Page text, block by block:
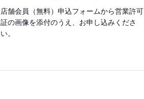
店舗会員（無料）申込フォームから営業許可
証の画像を添付のうえ、お申し込みくださ
い。